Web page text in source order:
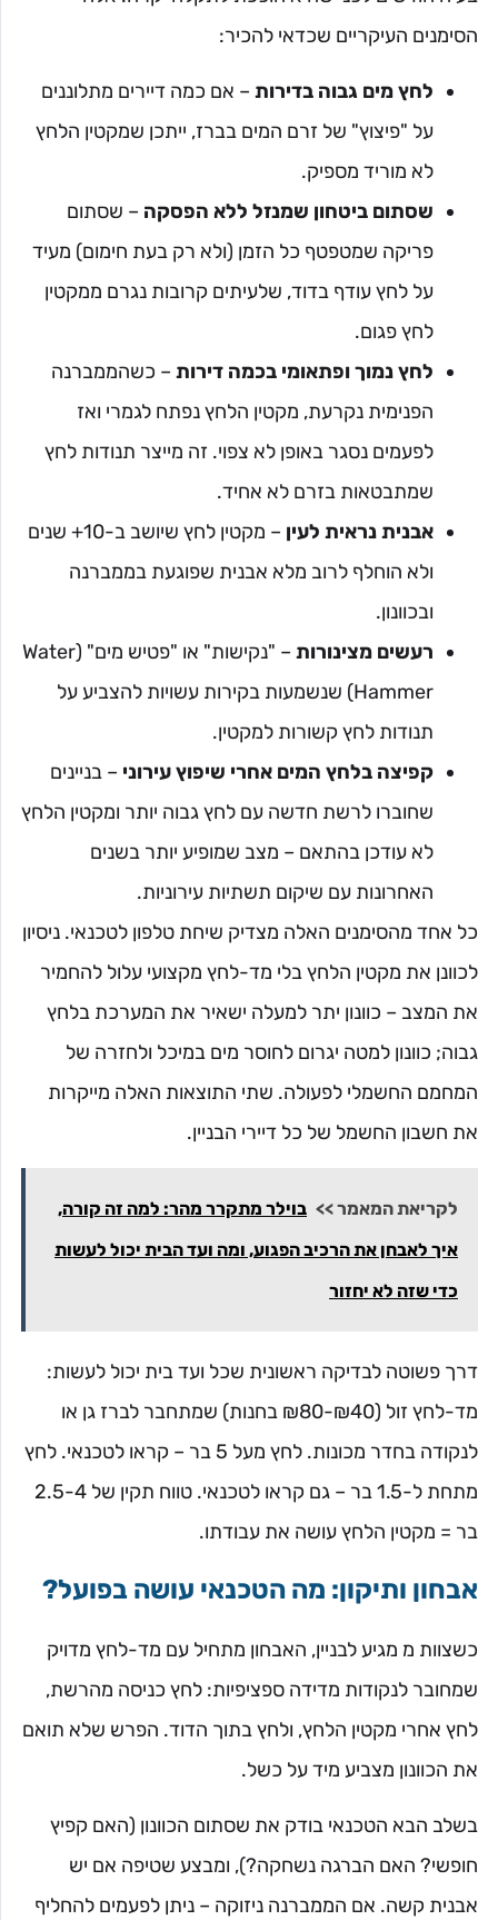
הסימנים העיקריים שכדאי להכיר:
לחץ מים גבוה בדירות – אם כמה דיירים מתלוננים
על "פיצוץ" של זרם המים בברז, ייתכן שמקטין הלחץ
לא מוריד מספיק.
שסתום ביטחון שמנזל ללא הפסקה – שסתום
פריקה שמטפטף כל הזמן (ולא רק בעת חימום) מעיד
על לחץ עודף בדוד, שלעיתים קרובות נגרם ממקטין
לחץ פגום.
לחץ נמוך ופתאומי בכמה דירות – כשהממברנה
הפנימית נקרעת, מקטין הלחץ נפתח לגמרי ואז
לפעמים נסגר באופן לא צפוי. זה מייצר תנודות לחץ
שמתבטאות בזרם לא אחיד.
אבנית נראית לעין
– מקטין לחץ שיושב ב-10+ שנים
ולא הוחלף לרוב מלא אבנית שפוגעת בממברנה
ובכוונון.
רעשים מצינורות
– "נקישות" או "פטיש מים" (Water
Hammer) שנשמעות בקירות עשויות להצביע על
תנודות לחץ קשורות למקטין.
קפיצה בלחץ המים אחרי שיפוץ עירוני – בניינים
שחוברו לרשת חדשה עם לחץ גבוה יותר ומקטין הלחץ
לא עודכן בהתאם – מצב שמופיע יותר בשנים
האחרונות עם שיקום תשתיות עירוניות.
כל אחד מהסימנים האלה מצדיק שיחת טלפון לטכנאי. ניסיון
לכוונן את מקטין הלחץ בלי מד-לחץ מקצועי עלול להחמיר
את המצב – כוונון יתר למעלה ישאיר את המערכת בלחץ
גבוה; כוונון למטה יגרום לחוסר מים במיכל ולחזרה של
המחמם החשמלי לפעולה. שתי התוצאות האלה מייקרות
את חשבון החשמל של כל דיירי הבניין.
לקריאת המאמר >> בוילר מתקרר מהר: למה זה קורה,
איך לאבחן את הרכיב הפגוע, ומה ועד הבית יכול לעשות
כדי שזה לא יחזור
דרך פשוטה לבדיקה ראשונית שכל ועד בית יכול לעשות:
מד-לחץ זול (₪40-₪80 בחנות) שמתחבר לברז גן או
לנקודה בחדר מכונות. לחץ מעל 5 בר – קראו לטכנאי. לחץ
מתחת ל-1.5 בר – גם קראו לטכנאי. טווח תקין של 2.5-4
בר = מקטין הלחץ עושה את עבודתו.
אבחון ותיקון: מה הטכנאי עושה בפועל?
כשצוות מ מגיע לבניין, האבחון מתחיל עם מד-לחץ מדויק
שמחובר לנקודות מדידה ספציפיות: לחץ כניסה מהרשת,
לחץ אחרי מקטין הלחץ, ולחץ בתוך הדוד. הפרש שלא תואם
את הכוונון מצביע מיד על כשל.
בשלב הבא הטכנאי בודק את שסתום הכוונון (האם קפיץ
חופשי? האם הברגה נשחקה?), ומבצע שטיפה אם יש
אבנית קשה. אם הממברנה ניזוקה – ניתן לפעמים להחליף